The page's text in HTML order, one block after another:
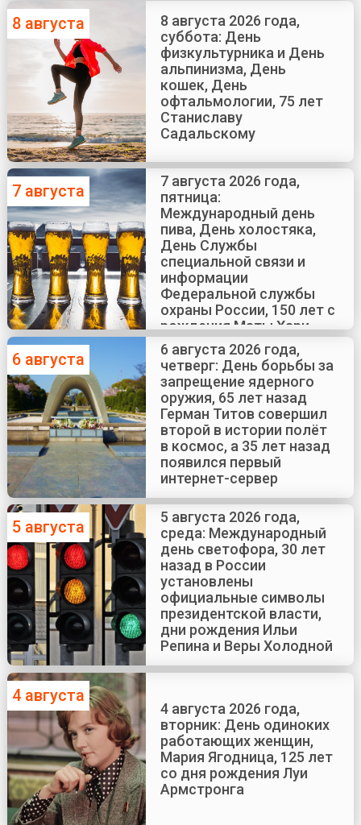
8 августа
8 августа 2026 года,
суббота: День
физкультурника и День
альпинизма, День
кошек, День
офтальмологии, 75 лет
Станиславу
Садальскому
7 августа
7 августа 2026 года,
пятница:
Международный день
пива, День холостяка,
День Службы
специальной связи и
информации
Федеральной службы
охраны России, 150 лет с
рождения Маты Хари
6 августа
6 августа 2026 года,
четверг: День борьбы за
запрещение ядерного
оружия, 65 лет назад
Герман Титов совершил
второй в истории полёт
в космос, а 35 лет назад
появился первый
интернет-сервер
5 августа
5 августа 2026 года,
среда: Международный
день светофора, 30 лет
назад в России
установлены
официальные символы
президентской власти,
дни рождения Ильи
Репина и Веры Холодной
4 августа
4 августа 2026 года,
вторник: День одиноких
работающих женщин,
Мария Ягодница, 125 лет
со дня рождения Луи
Армстронга